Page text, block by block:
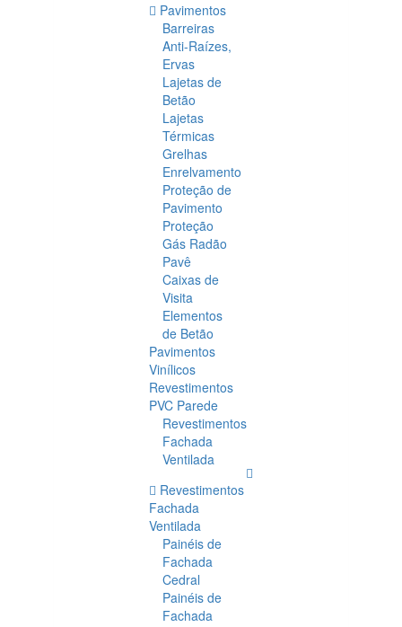
Pavimentos
Barreiras
Anti-Raízes,
Ervas
Lajetas de
Betão
Lajetas
Térmicas
Grelhas
Enrelvamento
Proteção de
Pavimento
Proteção
Gás Radão
Pavê
Caixas de
Visita
Elementos
de Betão
Pavimentos
Vinílicos
Revestimentos
PVC Parede
Revestimentos
Fachada
Ventilada
Revestimentos
Fachada
Ventilada
Painéis de
Fachada
Cedral
Painéis de
Fachada